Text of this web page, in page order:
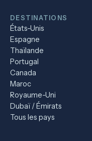
DESTINATIONS
États-Unis
Espagne
Thaïlande
Portugal
Canada
Maroc
Royaume-Uni
Dubaï / Émirats
Tous les pays